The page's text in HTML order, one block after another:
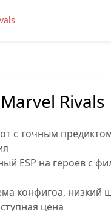
Rivals
с точным
ESP на героев с
конфигоа, низкий
цена